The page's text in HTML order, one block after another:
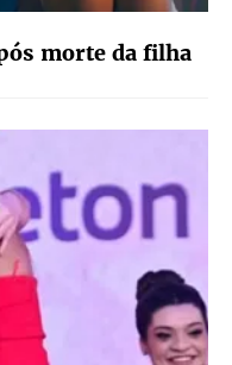
morte da filha